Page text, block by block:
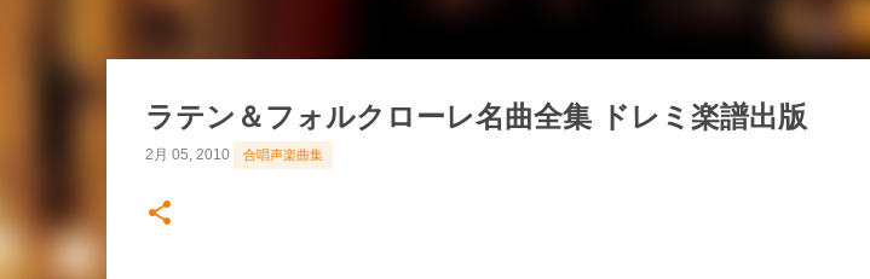
ラテン＆フォルクローレ名曲全集 ドレミ楽譜出版
2月 05, 2010 合唱声楽曲集